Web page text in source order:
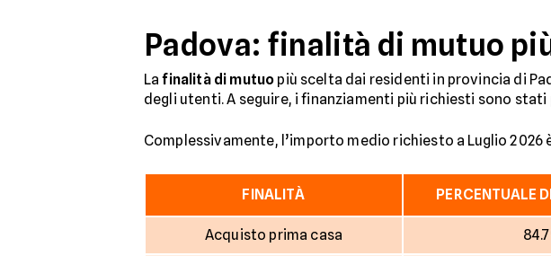
Padova: finalità di mutuo
Lafinalità di mutuo più scelta dai residenti in provincia di
degli utenti. A seguire, i finanziamenti più richiesti sono stati
Complessivamente, l’importo medio richiesto a Luglio
FINALITÀ PERCENTUALE
Acquisto prima casa